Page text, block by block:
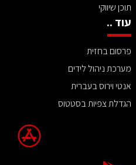
תוכן שיווקי
עוד ..
פרסום בחזית
מערכת ניהול לידים
אנטי וירוס בעברית
הגדלת צפיות בסטטוס